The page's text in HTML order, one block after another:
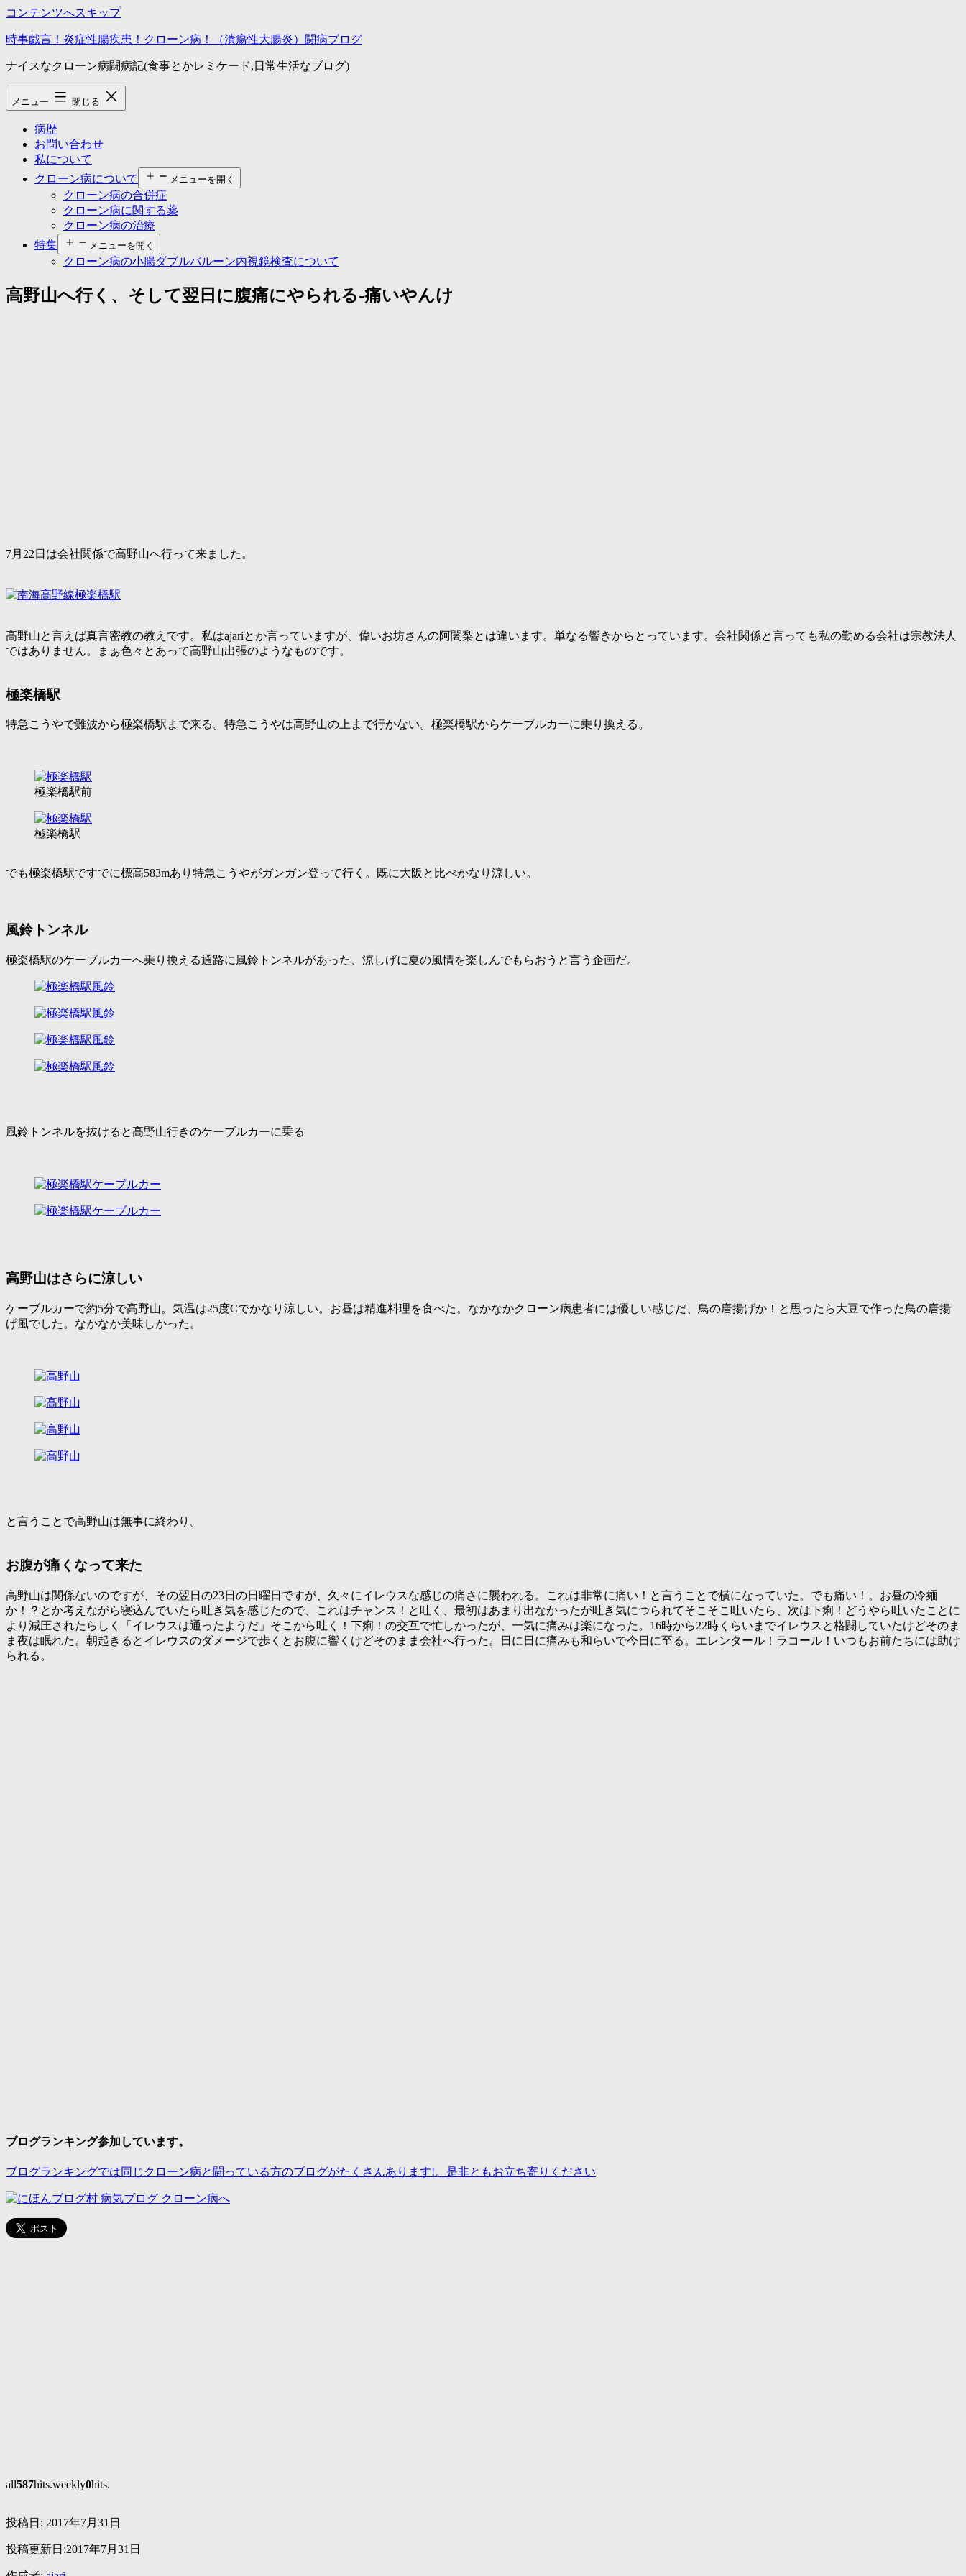
コンテンツへスキップ
時事戯言！炎症性腸疾患！クローン病！（潰瘍性大腸炎）闘病ブログ
ナイスなクローン病闘病記(食事とかレミケード,日常生活なブログ)
メニュー 閉じる
病歴
お問い合わせ
私について
クローン病について
メニューを開く
クローン病の合併症
クローン病に関する薬
クローン病の治療
特集
メニューを開く
クローン病の小腸ダブルバルーン内視鏡検査について
高野山へ行く、そして翌日に腹痛にやられる-痛いやんけ
7月22日は会社関係で高野山へ行って来ました。
高野山と言えば真言密教の教えです。私はajariとか言っていますが、偉いお坊さんの阿闍梨とは違います。単なる響きからとっています。会社関係と言っても私の勤める会社は宗教法人
ではありません。まぁ色々とあって高野山出張のようなものです。
極楽橋駅
特急こうやで難波から極楽橋駅まで来る。特急こうやは高野山の上まで行かない。極楽橋駅からケーブルカーに乗り換える。
極楽橋駅前
極楽橋駅
でも極楽橋駅ですでに標高583mあり特急こうやがガンガン登って行く。既に大阪と比べかなり涼しい。
風鈴トンネル
極楽橋駅のケーブルカーへ乗り換える通路に風鈴トンネルがあった、涼しげに夏の風情を楽しんでもらおうと言う企画だ。
風鈴トンネルを抜けると高野山行きのケーブルカーに乗る
高野山はさらに涼しい
ケーブルカーで約5分で高野山。気温は25度Cでかなり涼しい。お昼は精進料理を食べた。なかなかクローン病患者には優しい感じだ、鳥の唐揚げか！と思ったら大豆で作った鳥の唐揚
げ風でした。なかなか美味しかった。
と言うことで高野山は無事に終わり。
お腹が痛くなって来た
高野山は関係ないのですが、その翌日の23日の日曜日ですが、久々にイレウスな感じの痛さに襲われる。これは非常に痛い！と言うことで横になっていた。でも痛い！。お昼の冷麺
か！？とか考えながら寝込んでいたら吐き気を感じたので、これはチャンス！と吐く、最初はあまり出なかったが吐き気につられてそこそこ吐いたら、次は下痢！どうやら吐いたことに
より減圧されたらしく「 イレウスは通ったようだ 」そこから吐く！下痢！の交互で忙しかったが、一気に痛みは楽になった。16時から22時くらいまでイレウスと格闘していたけどそのま
ま夜は眠れた。朝起きるとイレウスのダメージで歩くとお腹に響くけどそのまま会社へ行った。日に日に痛みも和らいで今日に至る。エレンタール！ラコール！いつもお前たちには助け
られる。
ブログランキング参加しています。
ブログランキングでは同じクローン病と闘っている方のブログがたくさんあります!。是非ともお立ち寄りください
all587hits.weekly0hits.
投稿日: 2017年7月31日
投稿更新日:2017年7月31日